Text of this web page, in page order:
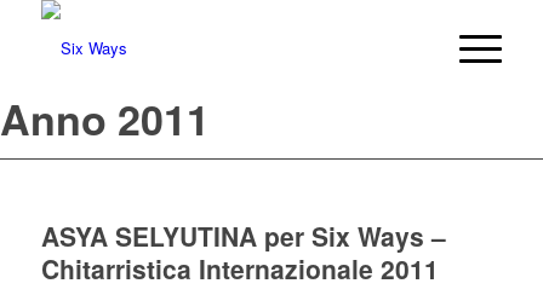
Anno 2011
ASYA SELYUTINA per Six Ways –
Chitarristica Internazionale 2011